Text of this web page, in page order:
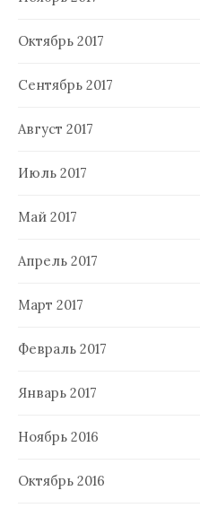
Октябрь 2017
Сентябрь 2017
Август 2017
Июль 2017
Май 2017
Апрель 2017
Март 2017
Февраль 2017
Январь 2017
Ноябрь 2016
Октябрь 2016